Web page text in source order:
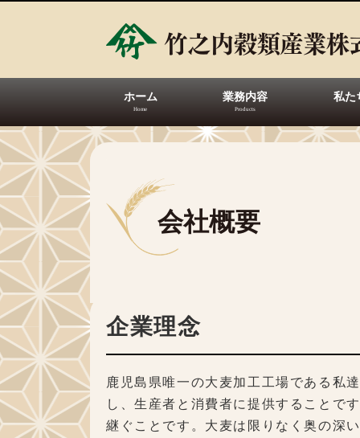
ホーム 業務内容 私た
会社概要
企業理念
鹿児島県唯一の大麦加工工場である私
し、生産者と消費者に提供することで
継ぐことです。大麦は限りなく奥の深